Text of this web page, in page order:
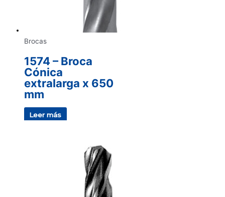
Brocas
1574 – Broca
Cónica
extralarga x 650
mm
Leer más